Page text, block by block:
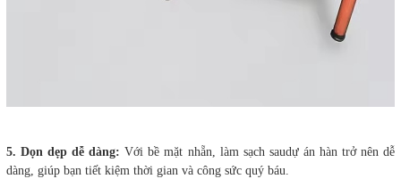
5. Dọn dẹp dễ dàng: Với bề mặt nhẵn, làm sạch saudự án hàn trở nên dễ
dàng, giúp bạn tiết kiệm thời gian và công sức quý báu.